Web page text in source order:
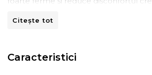
si imbunatati calitatea somnului
canapelei.
Citește tot
Caracteristici